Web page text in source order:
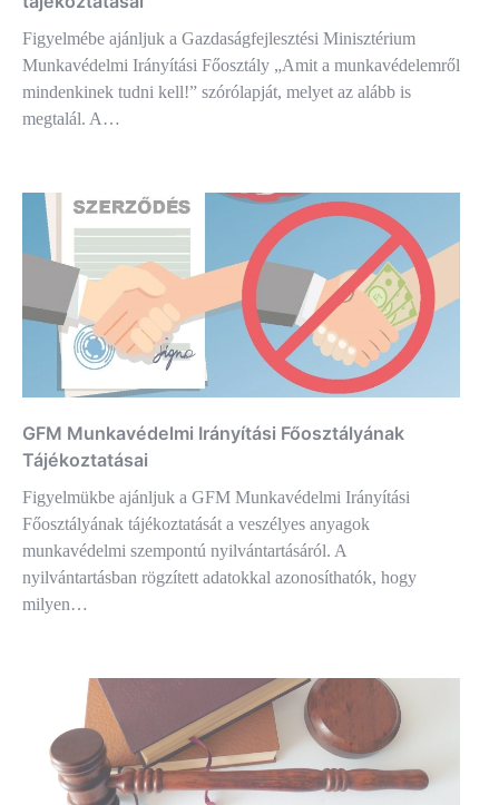
Figyelmébe ajánljuk a Gazdaságfejlesztési Minisztérium
Munkavédelmi Irányítási Főosztály „Amit a munkavédelemről
mindenkinek tudni kell!” szórólapját, melyet az alább is
megtalál. A…
GFM Munkavédelmi Irányítási Főosztályának
Tájékoztatásai
Figyelmükbe ajánljuk a GFM Munkavédelmi Irányítási
Főosztályának tájékoztatását a veszélyes anyagok
munkavédelmi szempontú nyilvántartásáról. A
nyilvántartásban rögzített adatokkal azonosíthatók, hogy
milyen…